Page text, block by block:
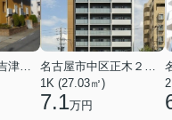
名古屋市中川区吉津４丁目
名古屋市中区正木２丁目
1K (27.03㎡)
7.1万円